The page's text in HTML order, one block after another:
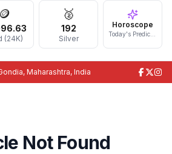
🪙
(24K)
🥈
192
Silver
Horoscope
Maharashtra, India
Not Found